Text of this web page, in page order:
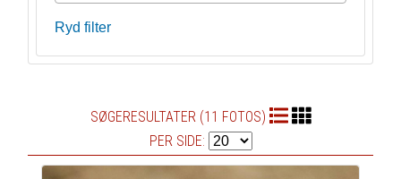
Ryd filter
SØGERESULTATER (11 FOTOS)
PER SIDE: